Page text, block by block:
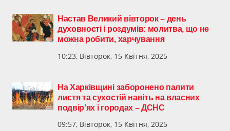
Настав Великий вівторок – день
духовності і роздумів: молитва, що не
можна робити, харчування
10:23, Вівторок, 15 Квітня, 2025
На Харківщині заборонено палити
листя та сухостій навіть на власних
подвір’ях і городах – ДСНС
09:57, Вівторок, 15 Квітня, 2025